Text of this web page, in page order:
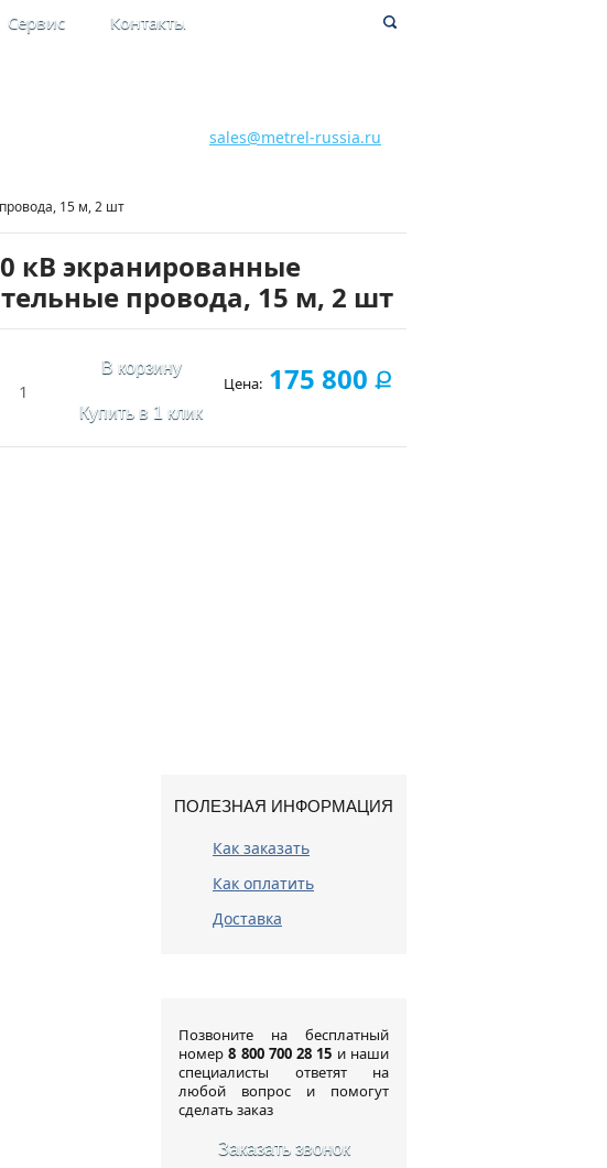
Сервис Контакты
sales@metrel-russia.ru
15 м, 2 шт
кВ экранированные
провода, 15 м, 2 шт
В корзину
Купить в 1 клик
Цена: 175 800 Ք
ПОЛЕЗНАЯ ИНФОРМАЦИЯ
Как заказать
Как оплатить
Доставка
Позвоните на бесплатный
номер8 800 700 28 15 и наши
специалисты ответят на
любой вопрос и помогут
сделать заказ
Заказать звонок